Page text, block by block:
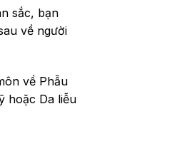
sắc, bạn
về người
về Phẫu
hoặc Da liễu